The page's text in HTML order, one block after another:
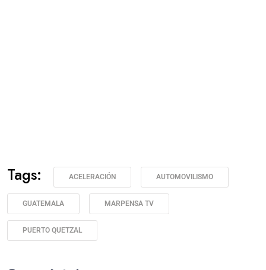
Tags: ACELERACIÓN AUTOMOVILISMO
GUATEMALA MARPENSA TV
PUERTO QUETZAL